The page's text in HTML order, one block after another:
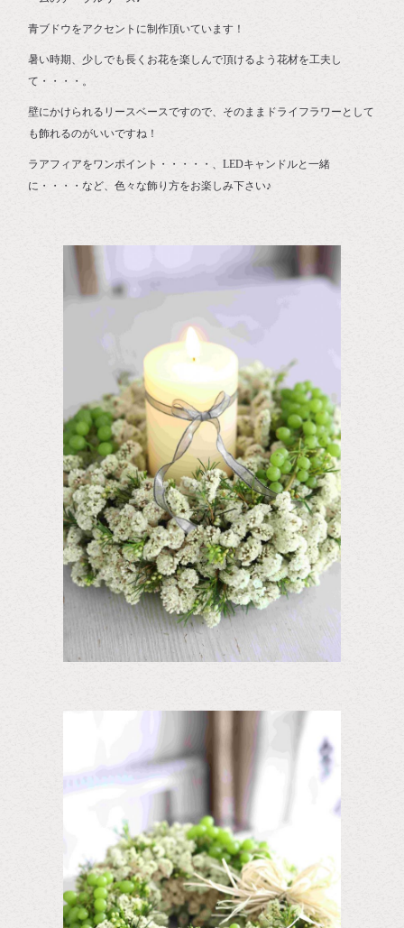
青ブドウをアクセントに制作頂いています！
暑い時期、少しでも長くお花を楽しんで頂けるよう花材を工夫し
て・・・・。
壁にかけられるリースベースですので、そのままドライフラワーとして
も飾れるのがいいですね！
ラアフィアをワンポイント・・・・・、LEDキャンドルと一緒
に・・・・など、色々な飾り方をお楽しみ下さい♪